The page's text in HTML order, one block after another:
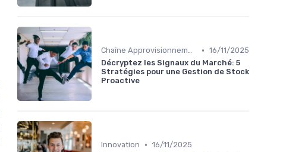
Chaîne Approvisionnement • 16/11/2025
Décryptez les Signaux du Marché: 5
Stratégies pour une Gestion de Stock
Proactive
Innovation • 16/11/2025